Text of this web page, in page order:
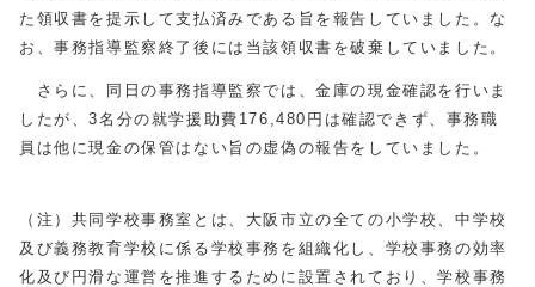
た領収書を提示して支払済みである旨を報告していました。な
お、事務指導監察終了後には当該領収書を破棄していました。
さらに、同日の事務指導監察では、金庫の現金確認を行いま
したが、3名分の就学援助費 176,480 円は確認できず、事務職
員は他に現金の保管はない旨の虚偽の報告をしていました。
（注）共同学校事務室とは、大阪市立の全ての小学校、中学校
及び義務教育学校に係る学校事務を組織化し、学校事務の効率
化及び円滑な運営を推進するために設置されており、学校事務